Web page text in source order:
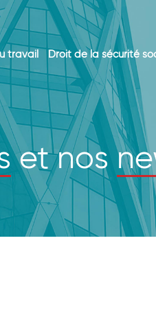
travail Droit de la sécurité
et nos